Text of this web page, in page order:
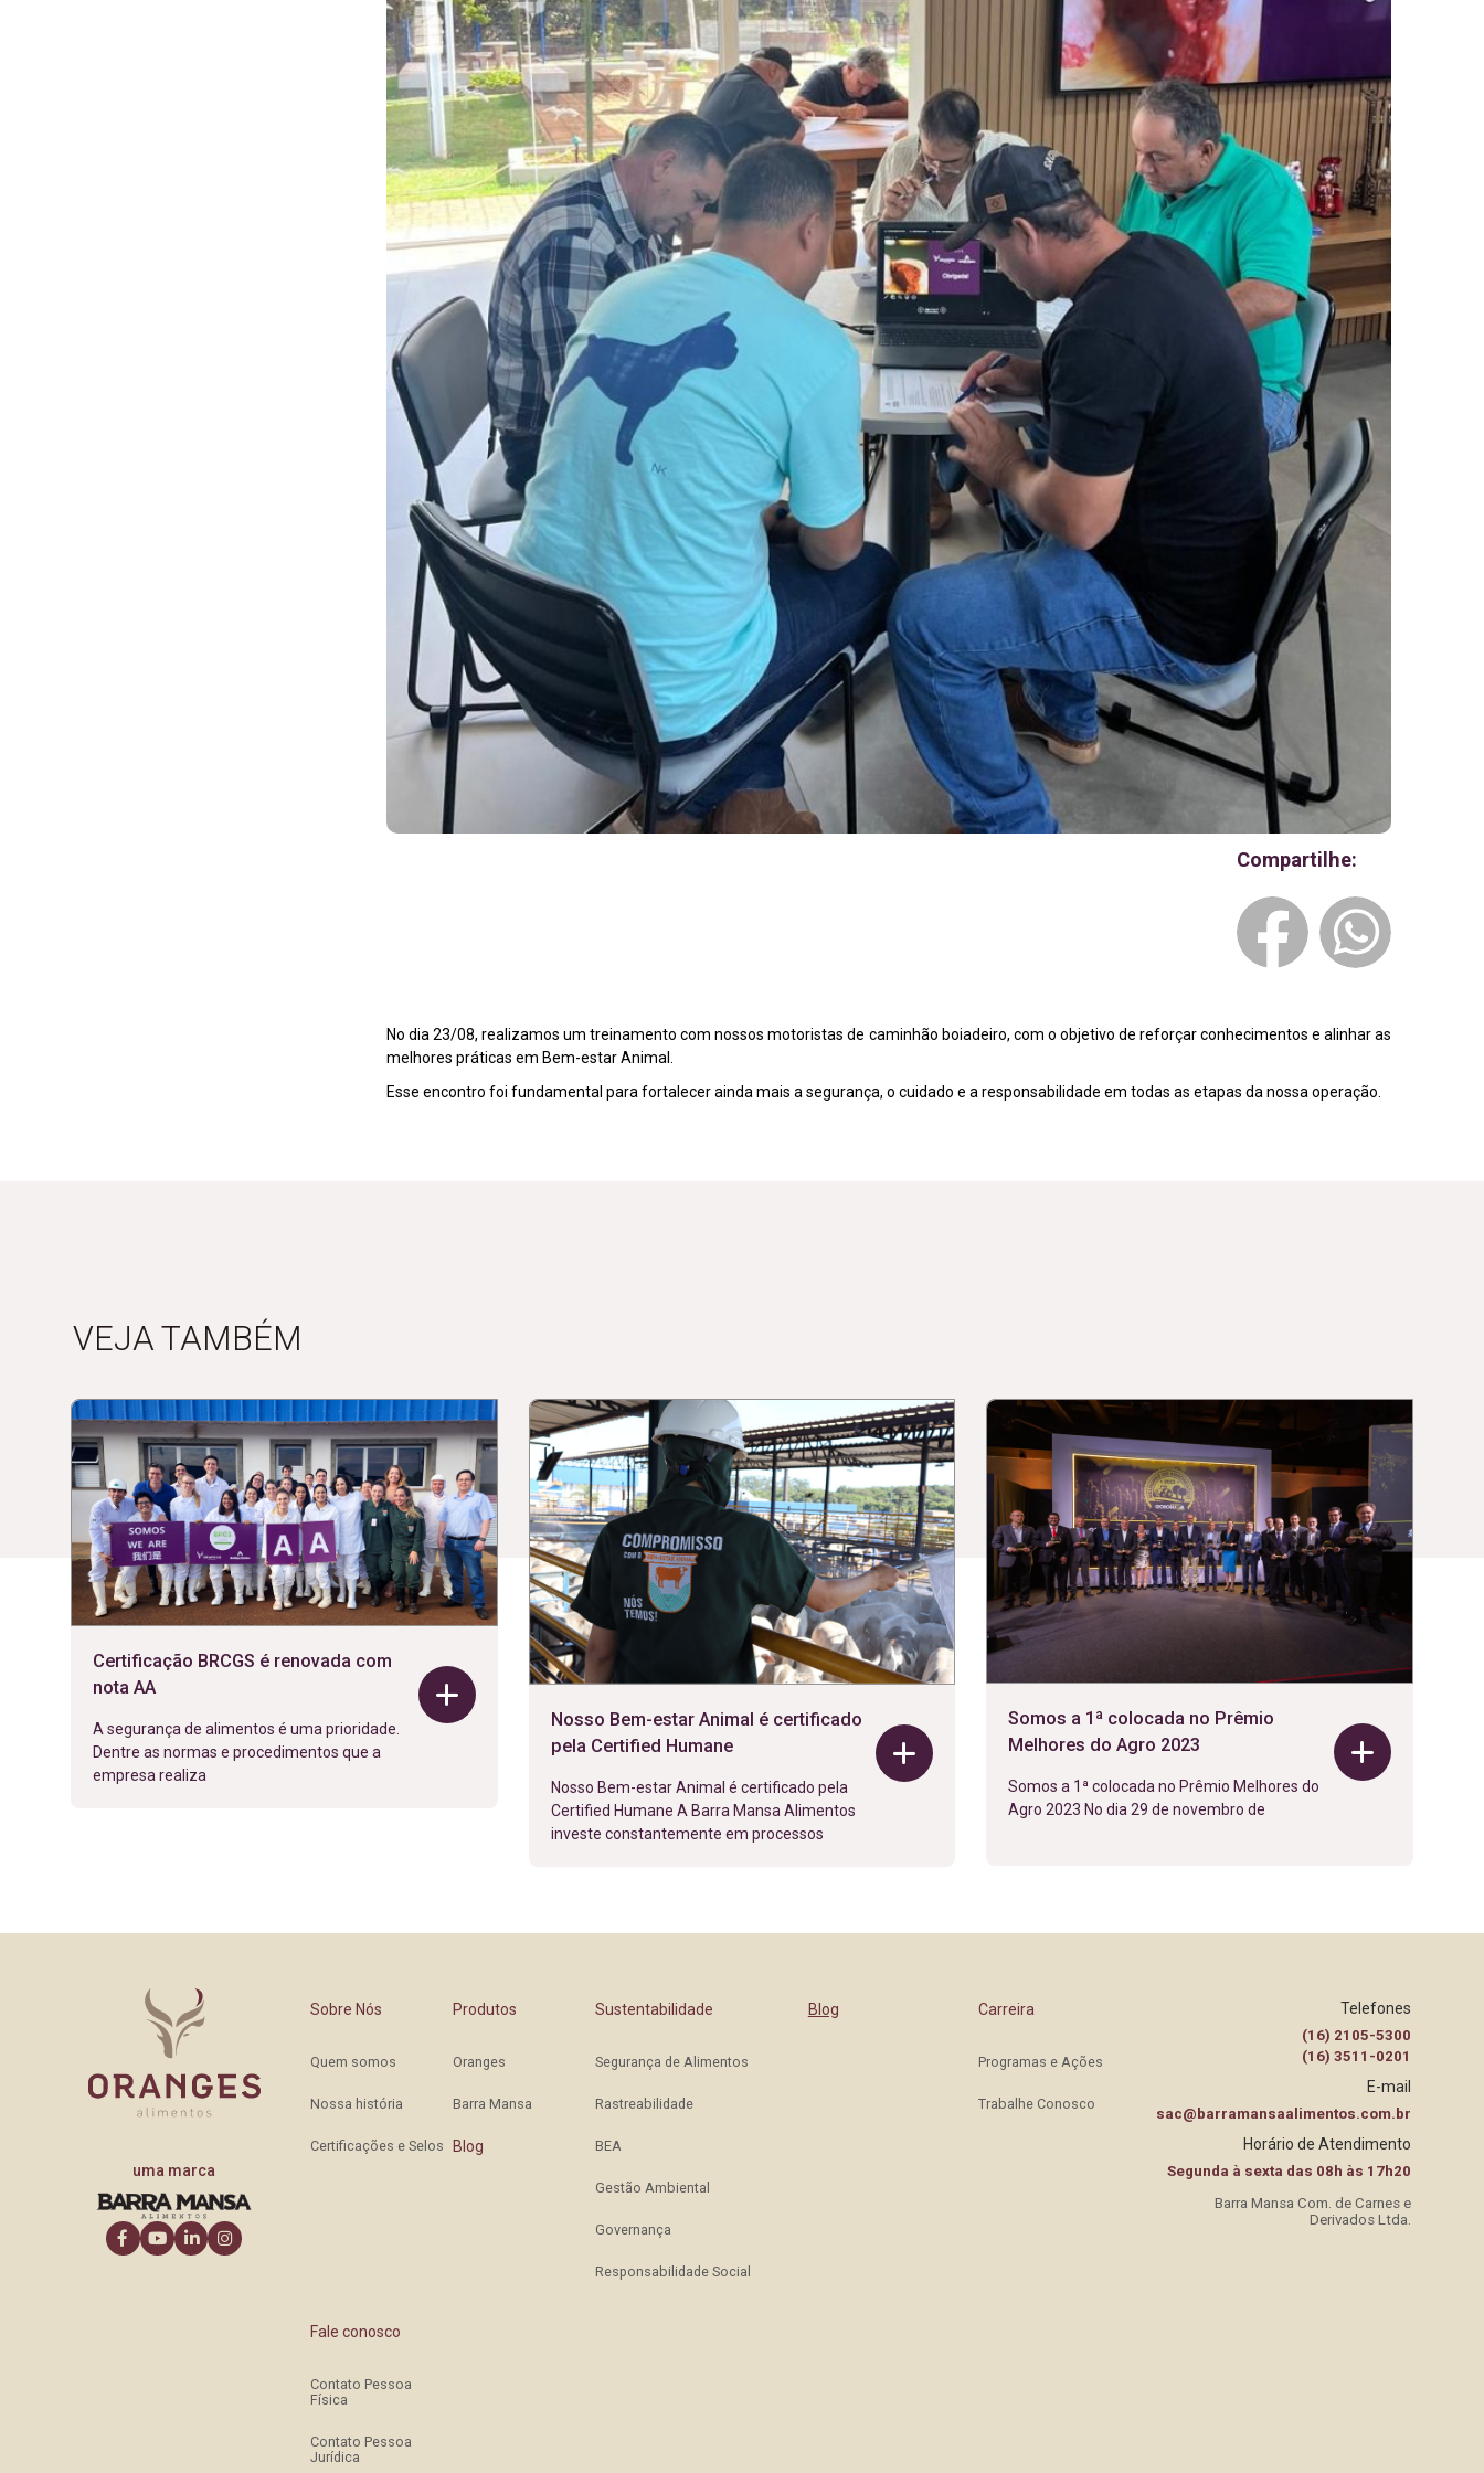
Compartilhe:
No dia 23/08, realizamos um treinamento com nossos motoristas de caminhão boiadeiro, com o objetivo de reforçar conhecimentos e alinhar as
melhores práticas em Bem-estar Animal.
Esse encontro foi fundamental para fortalecer ainda mais a segurança, o cuidado e a responsabilidade em todas as etapas da nossa operação.
VEJA TAMBÉM
Certificação BRCGS é renovada com
nota AA
A segurança de alimentos é uma prioridade.
Dentre as normas e procedimentos que a
empresa realiza
Nosso Bem-estar Animal é certificado
pela Certified Humane
Nosso Bem-estar Animal é certificado pela
Certified Humane A Barra Mansa Alimentos
investe constantemente em processos
Somos a 1ª colocada no Prêmio
Melhores do Agro 2023
Somos a 1ª colocada no Prêmio Melhores do
Agro 2023 No dia 29 de novembro de
uma marca
Sobre Nós
Quem somos
Nossa história
Certificações e Selos
Produtos
Oranges
Barra Mansa
Blog
Sustentabilidade
Segurança de Alimentos
Rastreabilidade
BEA
Gestão Ambiental
Governança
Responsabilidade Social
Blog Carreira
Programas e Ações
Trabalhe Conosco
Fale conosco
Contato Pessoa
Física
Contato Pessoa
Jurídica
Telefones
(16) 2105-5300
(16) 3511-0201
E-mail
sac@barramansaalimentos.com.br
Horário de Atendimento
Segunda à sexta das 08h às 17h20
Barra Mansa Com. de Carnes e
Derivados Ltda.